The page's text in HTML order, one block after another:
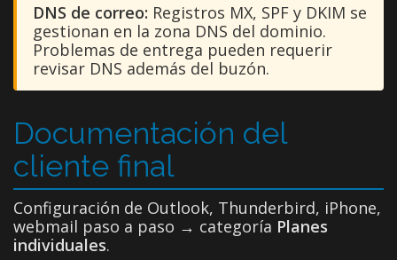
DNS de correo: Registros MX, SPF y DKIM se
gestionan en la zona DNS del dominio.
Problemas de entrega pueden requerir
revisar DNS además del buzón.
Documentación del
cliente final
Configuración de Outlook, Thunderbird, iPhone,
webmail paso a paso → categoría Planes
individuales.